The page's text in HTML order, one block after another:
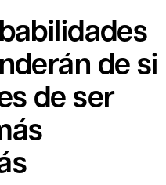
de si
de ser